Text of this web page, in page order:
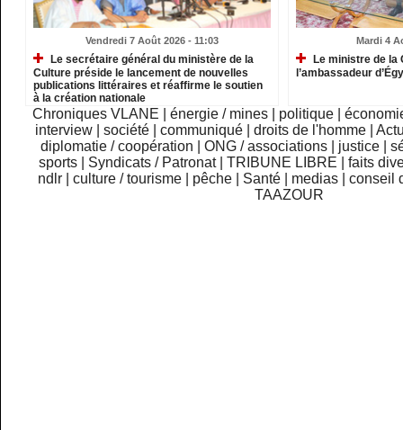
Vendredi 7 Août 2026 - 11:03
Le secrétaire général du ministère de la
Culture préside le lancement de nouvelles
publications littéraires et réaffirme le soutien
à la création nationale
Mardi 4
Le ministre de la
l’ambassadeur
Chroniques VLANE énergie / mines politique
interview
|société |communiqué |droits de l'homme |
diplomatie / coopération
ONG / associations justice
sports
Syndicats / Patronat TRIBUNE LIBRE
faits
ndlr
|culture / tourisme pêche Santé medias |conseil
TAAZOUR